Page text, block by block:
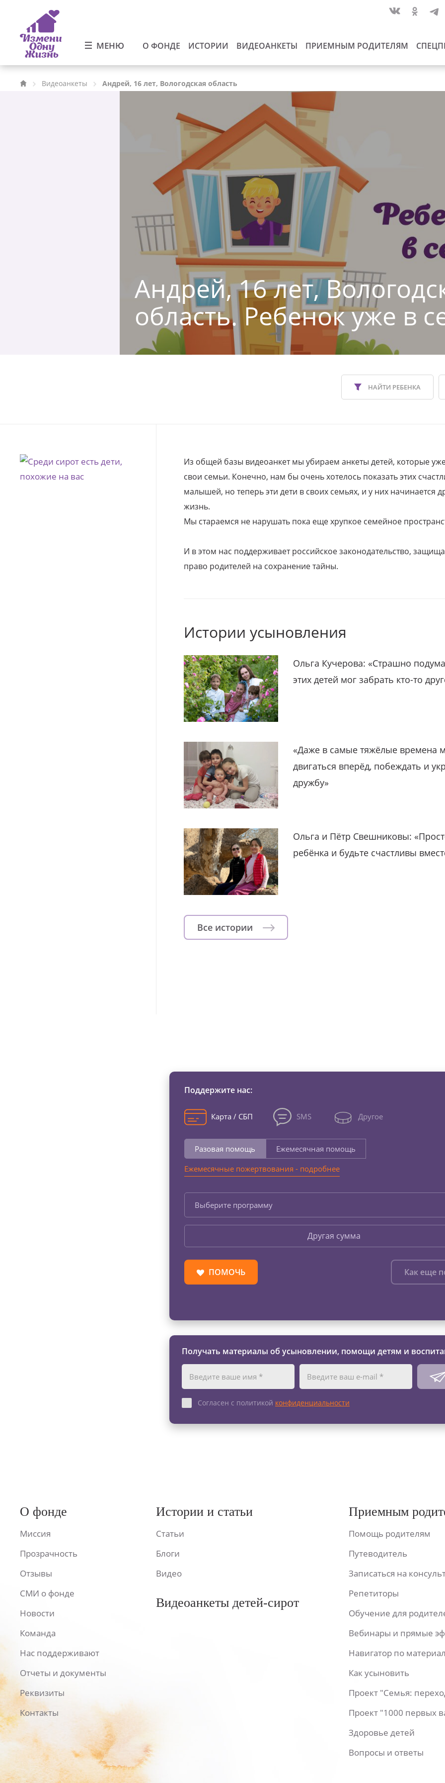
МЕНЮ О ФОНДЕ ИСТОРИИ ВИДЕОАНКЕТЫ ПРИЕМНЫМ РОДИТЕЛЯМ
Видеоанкеты Андрей, 16 лет, Вологодская область
Андрей, 16 лет,
область. Ребенок уже в
НАЙТИ РЕБЕНКА
Из общей базы видеоанкет мы убираем анкеты детей, которые
свои семьи. Конечно, нам бы очень хотелось показать этих
малышей, но теперь эти дети в своих семьях, и у них начинается
жизнь.
Мы стараемся не нарушать пока еще хрупкое семейное
И в этом нас поддерживает российское законодательство,
право родителей на сохранение тайны.
Истории усыновления
Ольга Кучерова: «Страшно
этих детей мог забрать кто-то
«Даже в самые тяжёлые времена
двигаться вперёд, побеждать и
дружбу»
Ольга и Пётр Свешниковы:
ребёнка и будьте счастливы
Все истории
Поддержите нас:
Карта / СБП SMS Другое
Разовая помощь
Ежемесячная помощь
Ежемесячные пожертвования - подробнее
Выберите программу
Другая сумма
ПОМОЧЬ Как еще
Получать материалы об усыновлении, помощи детям и
Согласен с политикой конфиденциальности
О фонде
Миссия
Прозрачность
Отзывы
СМИ о фонде
Новости
Команда
Нас поддерживают
Отчеты и документы
Реквизиты
Контакты
Истории и статьи
Статьи
Блоги
Видео
Видеоанкеты детей-сирот
Приемным
Помощь родителям
Путеводитель
Записаться на
Репетиторы
Обучение для
Вебинары и прямые
Навигатор по
Как усыновить
Проект "Семья:
Проект "1000 первых
Здоровье детей
Вопросы и ответы